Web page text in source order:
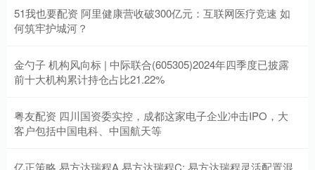
51我也要配资 阿里健康营收破300亿元：互联网医疗竞速 如
何筑牢护城河？
金勺子 机构风向标 | 中际联合(605305)2024年四季度已披露
前十大机构累计持仓占比21.22%
粤友配资 四川国资委实控，成都这家电子企业冲击IPO，大
客户包括中国电科、中国航天等
亿正策略 易方达瑞程A,易方达瑞程C: 易方达瑞程灵活配置混